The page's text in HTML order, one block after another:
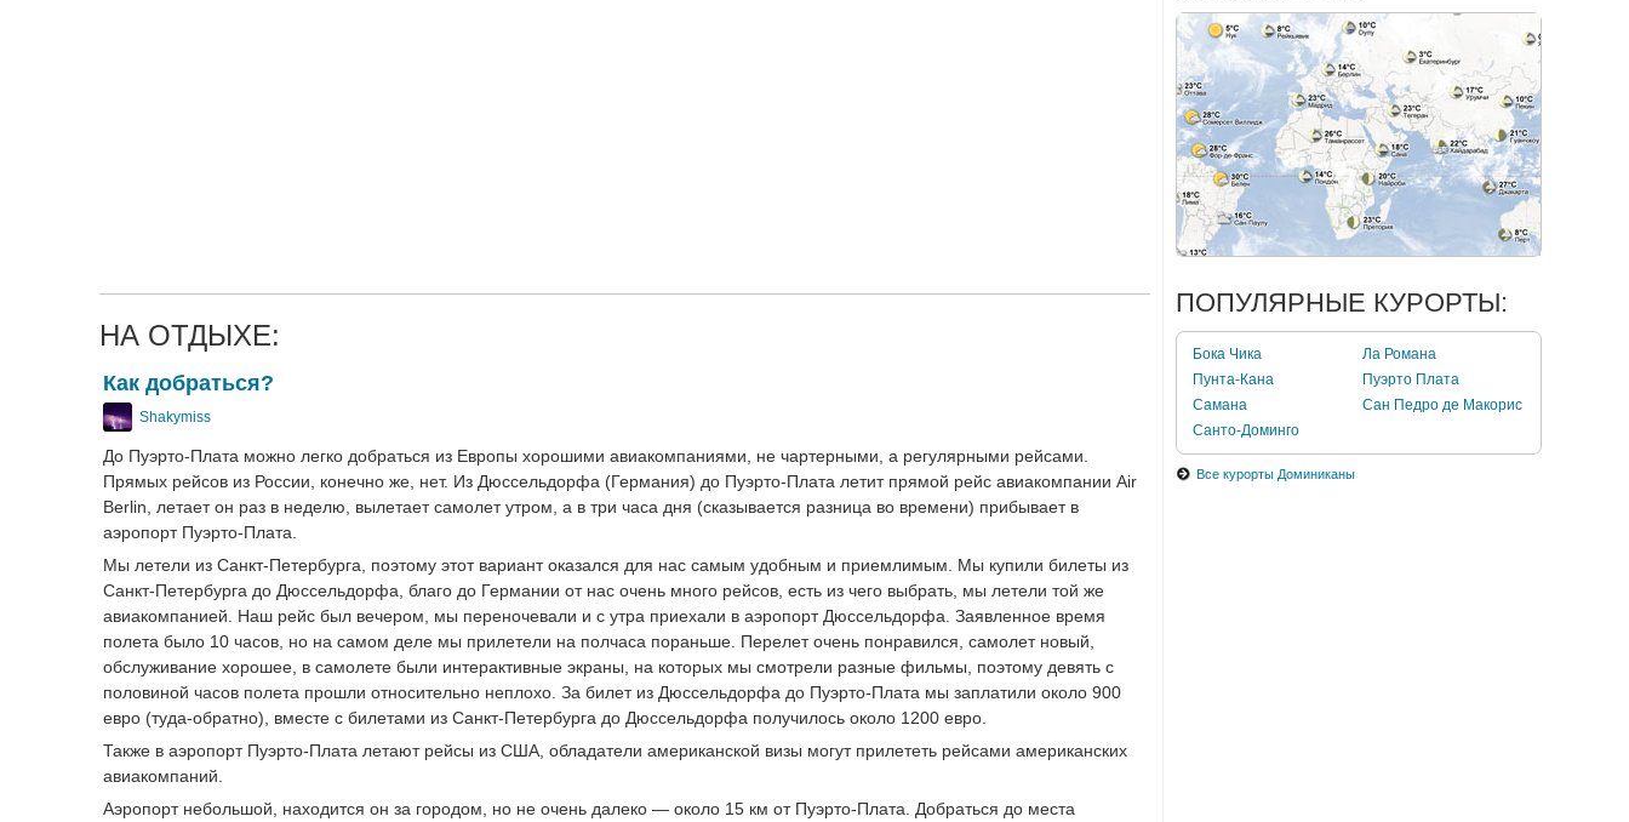
НА ОТДЫХЕ:
Как добраться?
Shakymiss
До Пуэрто-Плата можно легко добраться из Европы хорошими авиакомпаниями, не чартерными, а регулярными рейсами.
Прямых рейсов из России, конечно же, нет. Из Дюссельдорфа (Германия) до Пуэрто-Плата летит прямой рейс авиакомпании Air
Berlin, летает он раз в неделю, вылетает самолет утром, а в три часа дня (сказывается разница во времени) прибывает в
аэропорт Пуэрто-Плата.
Мы летели из Санкт-Петербурга, поэтому этот вариант оказался для нас самым удобным и приемлимым. Мы купили билеты из
Санкт-Петербурга до Дюссельдорфа, благо до Германии от нас очень много рейсов, есть из чего выбрать, мы летели той же
авиакомпанией. Наш рейс был вечером, мы переночевали и с утра приехали в аэропорт Дюссельдорфа. Заявленное время
полета было 10 часов, но на самом деле мы прилетели на полчаса пораньше. Перелет очень понравился, самолет новый,
обслуживание хорошее, в самолете были интерактивные экраны, на которых мы смотрели разные фильмы, поэтому девять с
половиной часов полета прошли относительно неплохо. За билет из Дюссельдорфа до Пуэрто-Плата мы заплатили около 900
евро (туда-обратно), вместе с билетами из Санкт-Петербурга до Дюссельдорфа получилось около 1200 евро.
Также в аэропорт Пуэрто-Плата летают рейсы из США, обладатели американской визы могут прилететь рейсами американских
авиакомпаний.
Аэропорт небольшой, находится он за городом, но не очень далеко — около 15 км от Пуэрто-Плата. Добраться до места
ПОПУЛЯРНЫЕ КУРОРТЫ:
Бока Чика
Ла Романа
Пунта-Кана
Пуэрто Плата
Самана
Сан Педро де Макорис
Санто-Доминго
Все курорты Доминиканы